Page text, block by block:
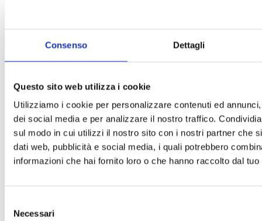
Consenso Dettagli
Questo sito web utilizza i cookie
Utilizziamo i cookie per personalizzare contenuti ed
dei social media e per analizzare il nostro traffico.
sul modo in cui utilizzi il nostro sito con i nostri partner che
dati web, pubblicità e social media, i quali potrebbero
informazioni che hai fornito loro o che hanno raccolto dal
delNecessari
Old Town di Edimburgo
Storia, scienza, letteratura e
tradizioni nel cuore della
capitale scozzese Passeggiare
per la Old Town di Edimburgo è
[...]